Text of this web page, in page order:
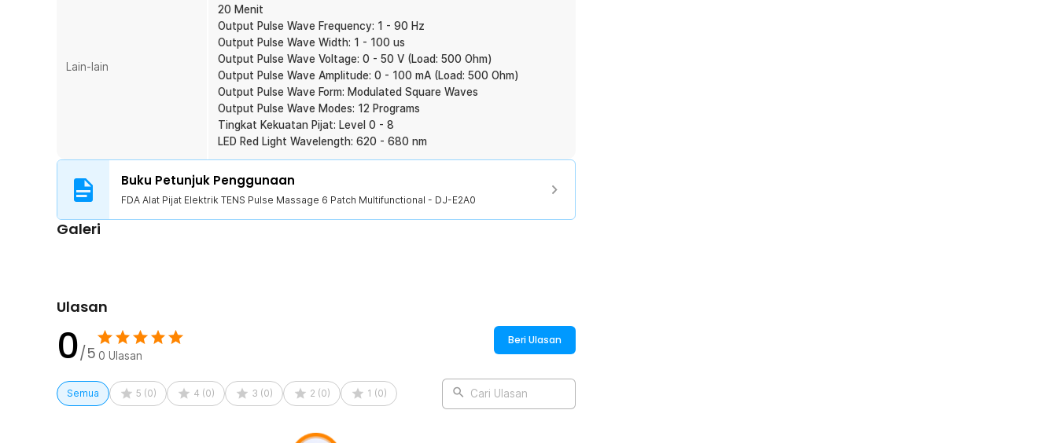
1 x FDA Alat Pijat Elektrik TENS Pulse Massage 6 Patch Multifunctional - DJ-E2A0
2 x Pad Elektroda Kecil
2 x Electrodes Leads Wires
Lain-lain
20 Menit
Output Pulse Wave Frequency: 1 - 90 Hz
Output Pulse Wave Width: 1 - 100 us
Output Pulse Wave Voltage: 0 - 50 V (Load: 500 Ohm)
Output Pulse Wave Amplitude: 0 - 100 mA (Load: 500 Ohm)
Output Pulse Wave Form: Modulated Square Waves
Output Pulse Wave Modes: 12 Programs
Tingkat Kekuatan Pijat: Level 0 - 8
LED Red Light Wavelength: 620 - 680 nm
Buku Petunjuk Penggunaan
FDA Alat Pijat Elektrik TENS Pulse Massage 6 Patch Multifunctional - DJ-E2A0
Galeri
Ulasan
0/5 0 Ulasan
Beri Ulasan
Semua 5 (0) 4 (0) 3 (0) 2 (0) 1 (0) Cari Ulasan